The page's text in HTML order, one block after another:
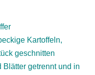
Kartoffeln,
geschnitten
Blätter getrennt und in